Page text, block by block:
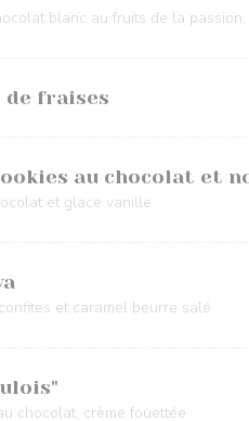
blanc au fruits de la
de fraises
au chocolat et
et glace vanille
et caramel beurre salé
chocolat, crème fouettée